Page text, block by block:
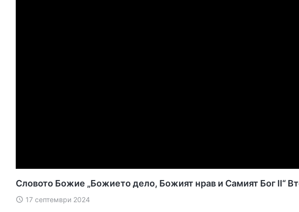
Словото Божие „Божието дело, Божият нрав и Самият Бог II“
17 септември 2024